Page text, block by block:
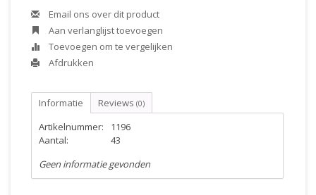
Email ons over dit product
Aan verlanglijst toevoegen
Toevoegen om te vergelijken
Afdrukken
Informatie Reviews (0)
Artikelnummer:
1196
Aantal:
43
Geen informatie gevonden